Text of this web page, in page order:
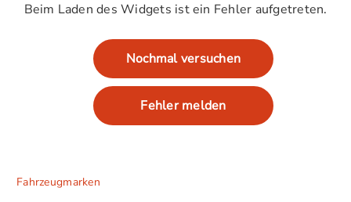
Beim Laden des Widgets ist ein Fehler aufgetreten.
Nochmal versuchen
Fehler melden
Fahrzeugmarken